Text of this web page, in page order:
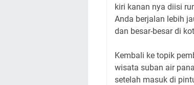
kiri kanan nya diisi
Anda berjalan lebih
dan besar-besar di
Kembali ke topik
wisata suban air
setelah masuk di